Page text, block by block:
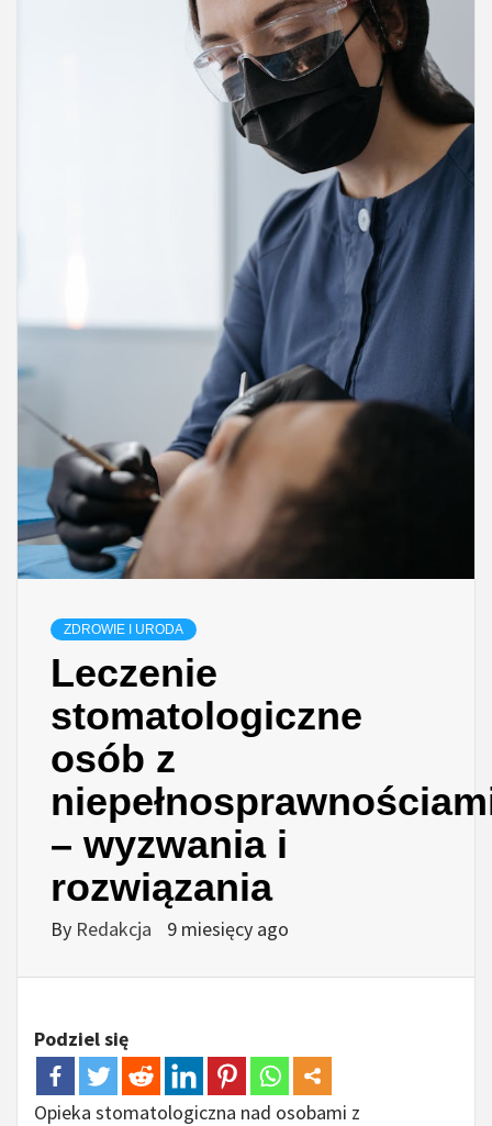
ZDROWIE I URODA
Leczenie
stomatologiczne
osób z
– wyzwania i
rozwiązania
By Redakcja 9 miesięcy ago
Podziel się
Opieka stomatologiczna nad osobami z